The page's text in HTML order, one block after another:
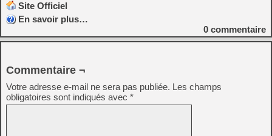
Site Officiel
En savoir plus…
0 commentaire
Commentaire ¬
Votre adresse e-mail ne sera pas publiée. Les champs
obligatoires sont indiqués avec *